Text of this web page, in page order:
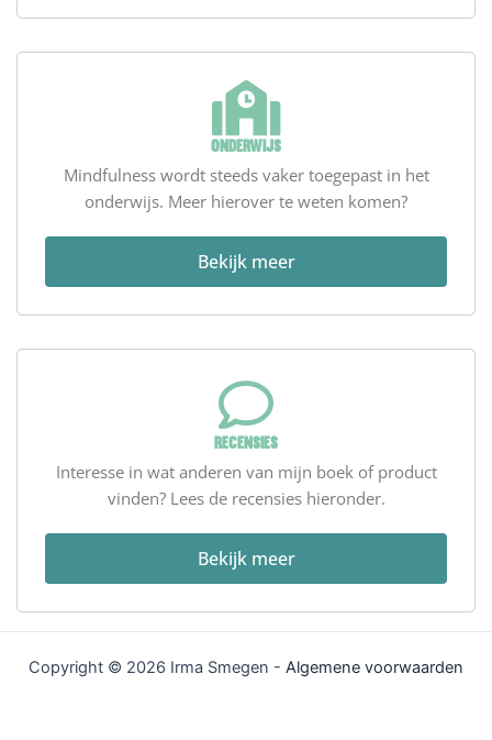
Onderwijs
Mindfulness wordt steeds vaker toegepast in het
onderwijs. Meer hierover te weten komen?
Bekijk meer
Recensies
Interesse in wat anderen van mijn boek of product
vinden? Lees de recensies hieronder.
Bekijk meer
Copyright © 2026 Irma Smegen - Algemene voorwaarden